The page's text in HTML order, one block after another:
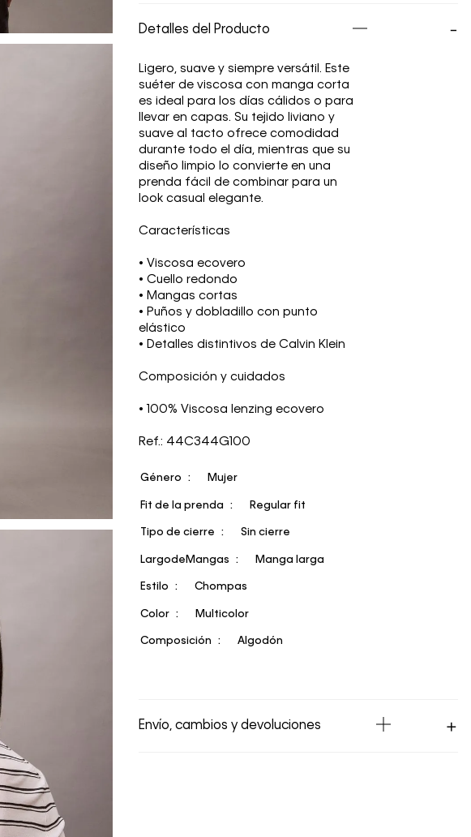
Detalles del Producto
Ligero, suave y siempre versátil. Este
suéter de viscosa con manga corta
es ideal para los días cálidos o para
llevar en capas. Su tejido liviano y
suave al tacto ofrece comodidad
durante todo el día, mientras que su
diseño limpio lo convierte en una
prenda fácil de combinar para un
look casual elegante.
Características
• Viscosa ecovero
• Cuello redondo
• Mangas cortas
• Puños y dobladillo con punto
elástico
• Detalles distintivos de Calvin Klein
Composición y cuidados
• 100% Viscosa lenzing ecovero
Ref.: 44C344G100
Género Mujer
Fit de la prenda Regular fit
Tipo de cierre Sin cierre
LargodeMangas Manga larga
Estilo Chompas
Color Multicolor
Composición Algodón
Envío, cambios y devoluciones